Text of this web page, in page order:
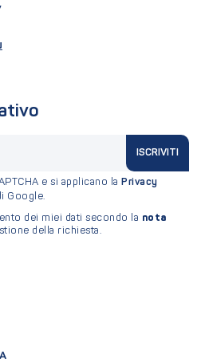
ISCRIVITI
e si applicano la Privacy
Google.
dei miei dati secondo la nota
della richiesta.